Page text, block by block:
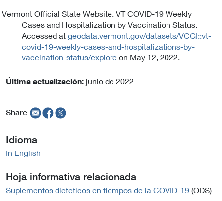
Vermont Official State Website. VT COVID-19 Weekly
Cases and Hospitalization by Vaccination Status.
Accessed at geodata.vermont.gov/datasets/VCGI::vt-
covid-19-weekly-cases-and-hospitalizations-by-
vaccination-status/explore on May 12, 2022.
Última actualización: junio de 2022
Share
Idioma
In English
Hoja informativa relacionada
Suplementos dieteticos en tiempos de la COVID-19 (ODS)